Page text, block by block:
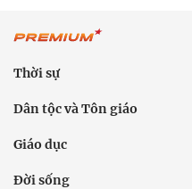
Thời sự
Dân tộc và Tôn giáo
Giáo dục
Đời sống